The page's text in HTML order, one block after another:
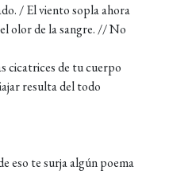
/ El viento sopla ahora
olor de la sangre. // No
cicatrices de tu cuerpo
resulta del todo
eso te surja algún poema